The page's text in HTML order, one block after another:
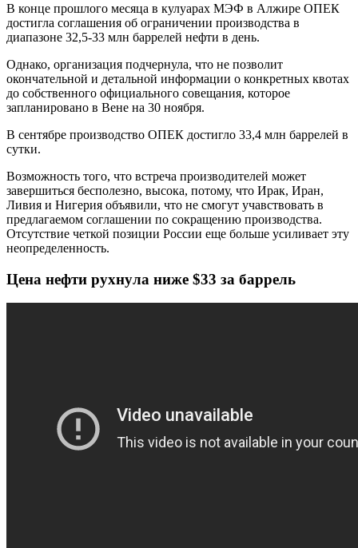
В конце прошлого месяца в кулуарах МЭФ в Алжире ОПЕК
достигла соглашения об ограничении производства в
диапазоне 32,5-33 млн баррелей нефти в день.
Однако, организация подчернула, что не позволит
окончательной и детальной информации о конкретных квотах
до собственного официального совещания, которое
запланировано в Вене на 30 ноября.
В сентябре производство ОПЕК достигло 33,4 млн баррелей в
сутки.
Возможность того, что встреча производителей может
завершиться бесполезно, высока, потому, что Ирак, Иран,
Ливия и Нигерия объявили, что не смогут учавствовать в
предлагаемом соглашении по сокращению производства.
Отсутствие четкой позиции России еще больше усиливает эту
неопределенность.
Цена нефти рухнула ниже $33 за баррель